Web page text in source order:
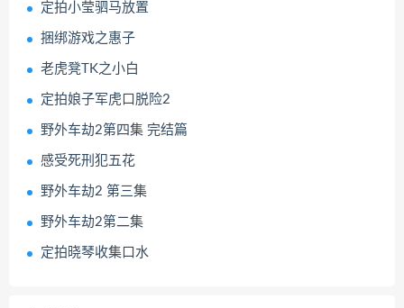
定拍小莹驷马放置
捆绑游戏之惠子
老虎凳TK之小白
定拍娘子军虎口脱险2
野外车劫2第四集 完结篇
感受死刑犯五花
野外车劫2 第三集
野外车劫2第二集
定拍晓琴收集口水